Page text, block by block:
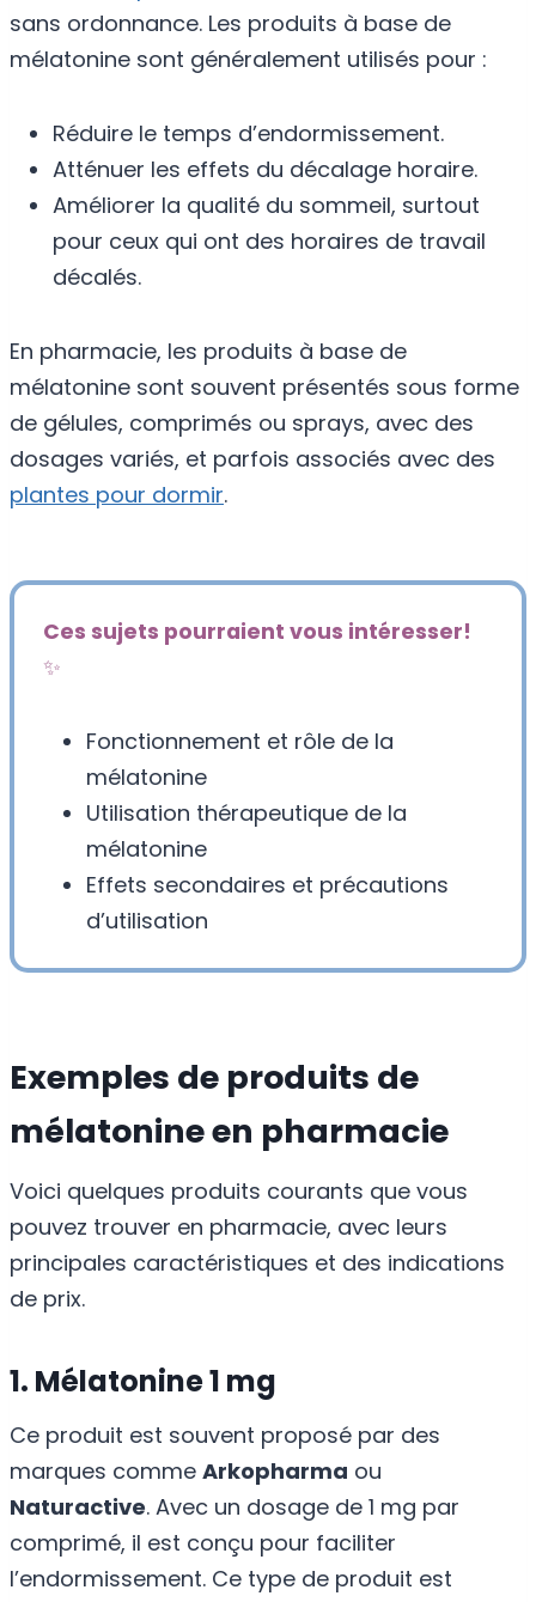
sans ordonnance. Les produits à base de
mélatonine sont généralement utilisés pour :
Réduire le temps d’endormissement.
Atténuer les effets du décalage horaire.
Améliorer la qualité du sommeil, surtout
pour ceux qui ont des horaires de travail
décalés.
En pharmacie, les produits à base de
mélatonine sont souvent présentés sous forme
de gélules, comprimés ou sprays, avec des
dosages variés, et parfois associés avec des
plantes pour dormir.
Ces sujets pourraient vous intéresser!
✨
Fonctionnement et rôle de la
mélatonine
Utilisation thérapeutique de la
mélatonine
Effets secondaires et précautions
d’utilisation
Exemples de produits de
mélatonine en pharmacie
Voici quelques produits courants que vous
pouvez trouver en pharmacie, avec leurs
principales caractéristiques et des indications
de prix.
1. Mélatonine 1 mg
Ce produit est souvent proposé par des
marques comme Arkopharma ou
Naturactive. Avec un dosage de 1 mg par
comprimé, il est conçu pour faciliter
l’endormissement. Ce type de produit est